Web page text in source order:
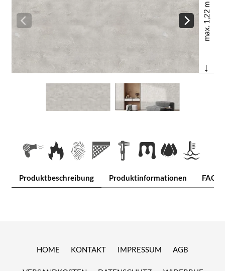
max. 1,22 m
↓
Produktbeschreibung Produktinformationen FAQ
HOME KONTAKT IMPRESSUM AGB